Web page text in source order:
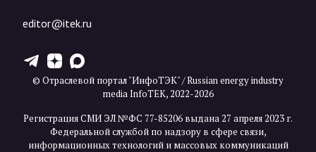
editor@itek.ru
T Z X
© Отраслевой портал "ИнфоТЭК" / Russian energy industry
media InfoTEK, 2022-2026
Регистрация СМИ ЭЛ №ФС 77-85206 выдана 27 апреля 2023 г.
Федеральной службой по надзору в сфере связи,
информационных технологий и массовых коммуникаций